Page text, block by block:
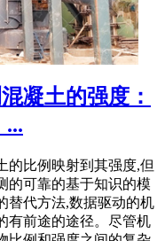
凝土的强度：
...
的比例映射到其强度,但
的可靠的基于知识的模
替代方法,数据驱动的机
有前途的途径。尽管机